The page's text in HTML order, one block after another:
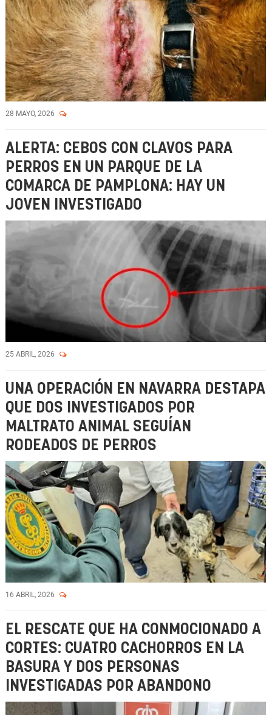
28 MAYO, 2026
ALERTA: CEBOS CON CLAVOS PARA
PERROS EN UN PARQUE DE LA
COMARCA DE PAMPLONA: HAY UN
JOVEN INVESTIGADO
25 ABRIL, 2026
UNA OPERACIÓN EN NAVARRA DESTAPA
QUE DOS INVESTIGADOS POR
MALTRATO ANIMAL SEGUÍAN
RODEADOS DE PERROS
16 ABRIL, 2026
EL RESCATE QUE HA CONMOCIONADO A
CORTES: CUATRO CACHORROS EN LA
BASURA Y DOS PERSONAS
INVESTIGADAS POR ABANDONO